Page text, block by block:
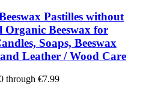
Pastilles without
Beeswax for
Soaps, Beeswax
Leather / Wood Care
through €7.99